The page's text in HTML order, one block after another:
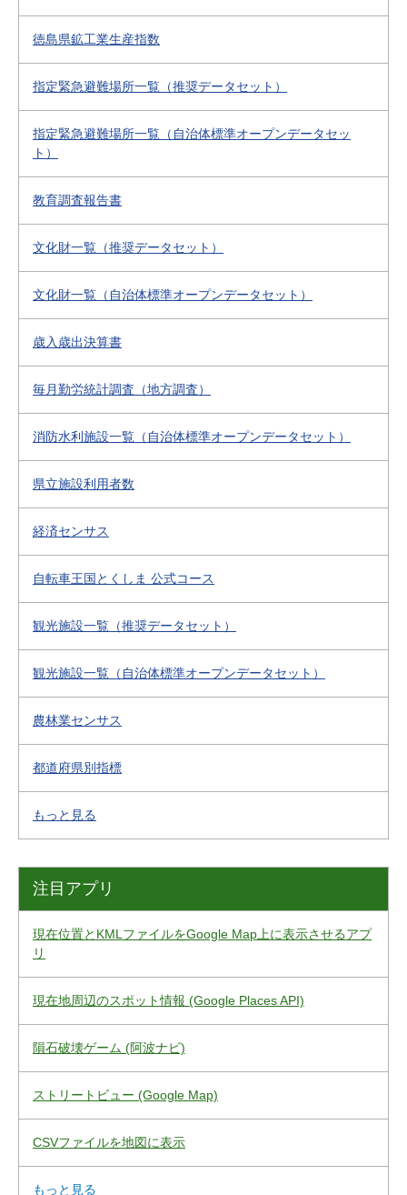
徳島県鉱工業生産指数
指定緊急避難場所一覧（推奨データセット）
指定緊急避難場所一覧（自治体標準オープンデータセッ
ト）
教育調査報告書
文化財一覧（推奨データセット）
文化財一覧（自治体標準オープンデータセット）
歳入歳出決算書
毎月勤労統計調査（地方調査）
消防水利施設一覧（自治体標準オープンデータセット）
県立施設利用者数
経済センサス
自転車王国とくしま 公式コース
観光施設一覧（推奨データセット）
観光施設一覧（自治体標準オープンデータセット）
農林業センサス
都道府県別指標
もっと見る
注目アプリ
現在位置とKMLファイルをGoogle Map上に表示させるアプ
リ
現在地周辺のスポット情報 (Google Places API)
隕石破壊ゲーム (阿波ナビ)
ストリートビュー (Google Map)
CSVファイルを地図に表示
もっと見る